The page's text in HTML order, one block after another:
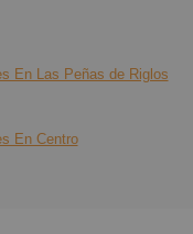
En Las Peñas de Riglos
En Centro